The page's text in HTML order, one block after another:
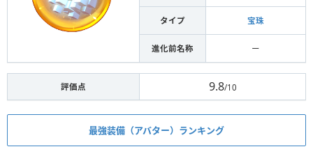
タイプ 宝珠
進化前名称 ー
評価点 9.8/10
最強装備（アバター）ランキング